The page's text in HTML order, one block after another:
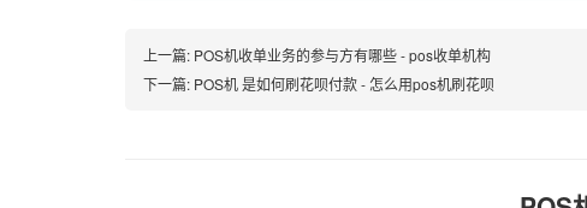
上一篇: POS机收单业务的参与方有哪些 - pos收单机构
下一篇: POS机 是如何刷花呗付款 - 怎么用pos机刷花呗